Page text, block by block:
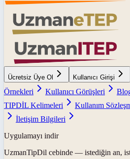
Ücretsiz Üye Ol Kullanıcı Girişi
Örnekleri
Kullanıcı Görüşleri
TIPDİL Kelimeleri
Kullanım
İletişim Bilgileri
Uygulamayı indir
UzmanTipDil cebinde — istediğin an,